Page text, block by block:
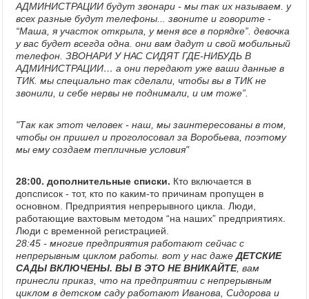
АДМИНИСТРАЦИИ будут звонари - мы так их называем. у
всех разные будут телефоны... звоните и говорите -
“Маша, я участок открыла, у меня все в порядке”. девочка
у вас будет всегда одна. они вам дадут и свой мобильный
телефон. ЗВОНАРИ У НАС СИДЯТ ГДЕ-НИБУДЬ В
АДМИНИСТРАЦИИ… а они передают уже ваши данные в
ТИК. мы специально так сделали, чтобы вы в ТИК не
звонили, и себе нервы не поднимали, и им тоже”.
"Так как этот человек - наш, мы заинтересованы в том,
чтобы он пришел и проголосовал за Воробьева, поэтому
мы ему создаем тепличные условия"
28:00. дополнительные списки. Кто включается в
допсписок - тот, кто по каким-то причинам пропущен в
основном. Предприятия непрерывного цикла. Люди,
работающие вахтовым методом “на наших” предприятиях.
Люди с временной регистрацией.
28:45 - многие предприятия работают сейчас с
непрерывным циклом работы. вот у нас дажеДЕТСКИЕ
САДЫ ВКЛЮЧЕНЫ. ВЫ В ЭТО НЕ ВНИКАЙТЕ, вам
принесли приказ, что на предприятии с непрерывным
циклом в детском саду работают Иванова, Сидорова и